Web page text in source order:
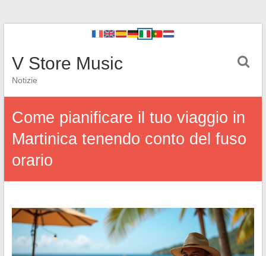
V Store Music
Notizie
Come pianificare il tuo viaggio in
Martinica tenendo conto del fuso
orario